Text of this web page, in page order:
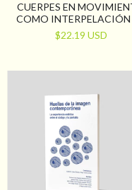
CUERPES EN
COMO INTERPELACIÓN
LOS PROCESOS DE
INTERVENCIÓN DEL
$22.19 USD